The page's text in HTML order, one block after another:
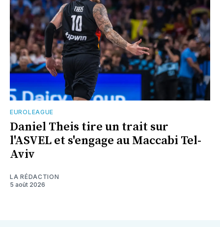
EUROLEAGUE
Daniel Theis tire un trait sur
l'ASVEL et s'engage au Maccabi Tel-
Aviv
LA RÉDACTION
5 août 2026